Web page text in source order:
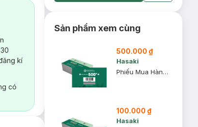
kí
có
Sản phẩm xem cùng
500.000 ₫
Hasaki
Phiếu Mua Hàng 500k
100.000 ₫
Hasaki